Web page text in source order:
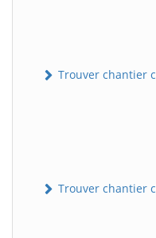
Trouver chantier
Trouver chantier